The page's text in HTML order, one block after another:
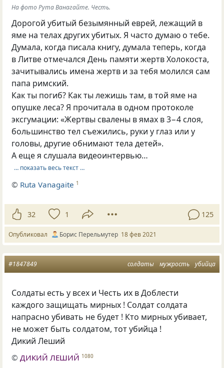
На фото Рута Ванагайте. Честь.
Дорогой убитый безымянный еврей, лежащий в
яме на телах других убитых. Я часто думаю о тебе.
Думала, когда писала книгу, думала теперь, когда
в Литве отмечался День памяти жертв Холокоста,
зачитывались имена жертв и за тебя молился сам
папа римский.
Как ты погиб? Как ты лежишь там, в той яме на
опушке леса? Я прочитала в одном протоколе
эксгумации: «Жертвы свалены в ямах в 3−4 слоя,
большинство тел съежились, руки у глаз или у
головы, другие обнимают тела детей».
А еще я слушала видеоинтервью…
… показать весь текст …
© Ruta Vanagaite 1
32 1 125
Опубликовал Борис Перельмутер 18 фев 2021
солдаты мужрость убийца
#1847849
Солдаты есть у всех и Честь их в Доблести
каждого защищать мирных ! Солдат солдата
напрасно убивать не будет ! Кто мирных убивает,
не может быть солдатом, тот убийца !
Дикий Леший
© ДИКИЙ ЛЕШИЙ 1080